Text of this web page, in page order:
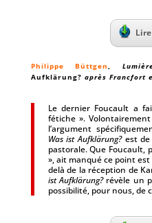
Philippe Büttgen,
Aufklärung? après Francfort
Le dernier Foucault a
fétiche ».
l’argument
Was ist Aufklärung?est de
pastorale. Que Foucault,
», ait manqué ce point
delà de la réception de
ist Aufklärung?révèle un
possibilité, pour nous, de